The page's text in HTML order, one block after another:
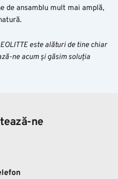
de ansamblu mult mai amplă,
este alături de tine chiar
ne acum și găsim soluția
ne